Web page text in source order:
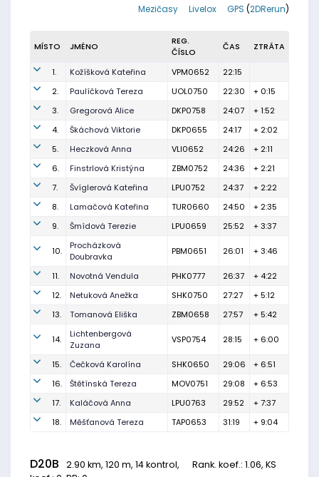
GPS (2DRerun)
Livelox
Mezičasy
MÍSTO JMÉNO
REG.
ČÍSLO
ČAS ZTRÁTA
1. Kožíšková Kateřina VPM0652
22:15
2.
Paulíčková Tereza UOL0750 22:30
+ 0:15
3.
Gregorová Alice DKP0758 24:07
+ 1:52
4.
Škáchová Viktorie DKP0655 24:17
+ 2:02
5.
Heczková Anna VLI0652 24:26
+ 2:11
6.
Finstrlová Kristýna ZBM0752 24:36
+ 2:21
7.
Švíglerová Kateřina LPU0752 24:37
+ 2:22
8.
Lamačová Kateřina TUR0660 24:50
+ 2:35
9.
Šmídová Terezie LPU0659 25:52 + 3:37
10.
Procházková
Doubravka
PBM0651 26:01 + 3:46
11. Novotná Vendula PHK0777 26:37
+ 4:22
12.
Netuková Anežka SHK0750 27:27
+ 5:12
13.
Tomanová Eliška ZBM0658 27:57 + 5:42
14.
Lichtenbergová
Zuzana
VSP0754 28:15 + 6:00
15. Čečková Karolína SHK0650 29:06
+ 6:51
16.
Štětínská Tereza MOV0751 29:08
+ 6:53
17.
Kaláčová Anna LPU0763 29:52
+ 7:37
18.
Měšťanová Tereza TAP0653 31:19 + 9:04
D20B 2.90 km, 120 m, 14 kontrol, Rank. koef.: 1.06, KS